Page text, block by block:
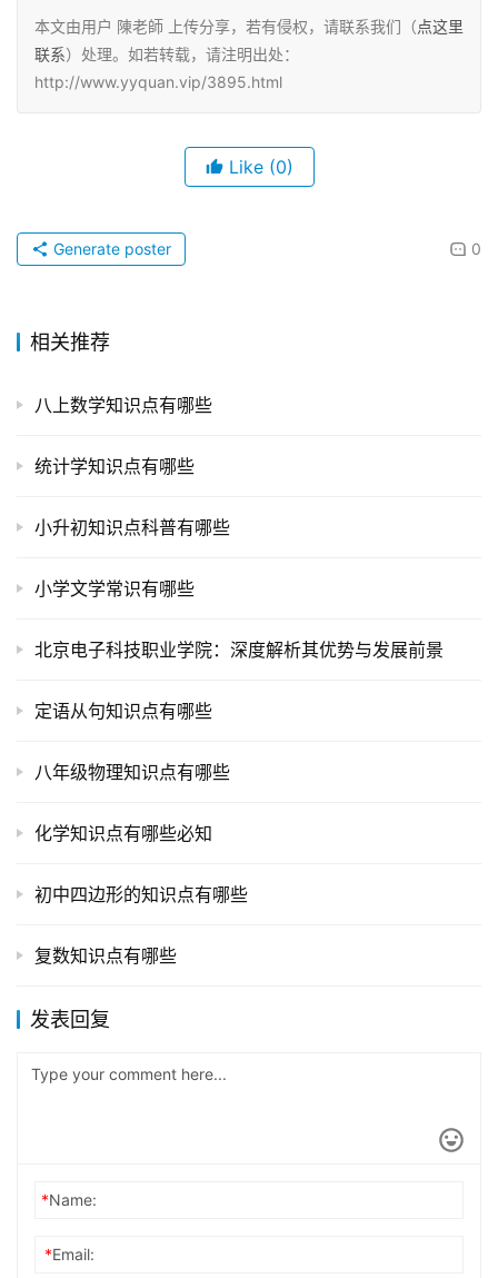
本文由用户 陳老師 上传分享，若有侵权，请联系我们（点这里
联系）处理。如若转载，请注明出处：
http://www.yyquan.vip/3895.html
Like (0)
0
Generate poster
相关推荐
八上数学知识点有哪些
统计学知识点有哪些
小升初知识点科普有哪些
小学文学常识有哪些
北京电子科技职业学院：深度解析其优势与发展前景
定语从句知识点有哪些
八年级物理知识点有哪些
化学知识点有哪些必知
初中四边形的知识点有哪些
复数知识点有哪些
发表回复
*Name:
*Email: